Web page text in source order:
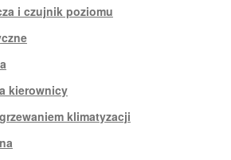
i czujnik poziomu
kierownicy
klimatyzacji